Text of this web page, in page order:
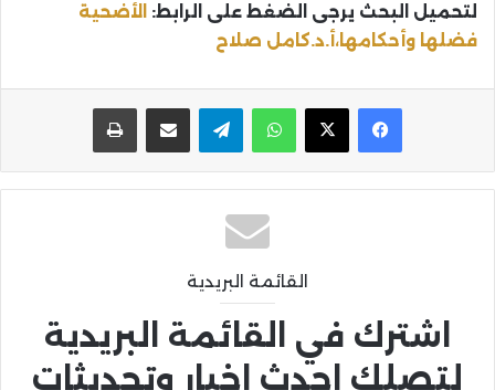
لتحميل البحث يرجى الضغط على الرابط: الأضحية
فضلها وأحكامها،أ.د.كامل صلاح
واتساب تيلقرام مشاركة عبر البريد
القائمة البريدية
اشترك في القائمة البريدية
لتصلك احدث اخبار وتحديثات